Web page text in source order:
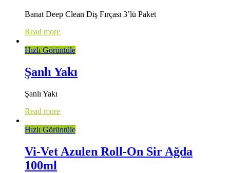
Banat Deep Clean Diş Fırçası 3’lü Paket
Read more
Hızlı Görüntüle
Şanlı Yakı
Şanlı Yakı
Read more
Hızlı Görüntüle
Vi-Vet Azulen Roll-On Sir Ağda
100ml